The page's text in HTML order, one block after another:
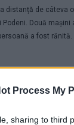
Process My
sharing to third
distanță de câteva
Podeni. Două
a fost rănită.
circa 20 de
sprijinit pe